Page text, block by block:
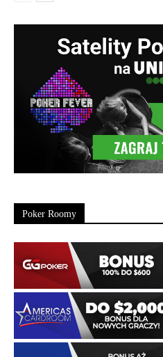
Poker Roomy